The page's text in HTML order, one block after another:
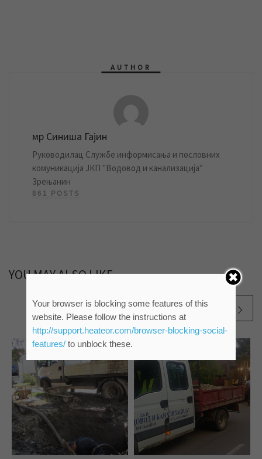
AUTHOR
мр Синиша Гајин
Руководилац Службе информисања и пословних
комуникација ЈКП "Водовод и канализација"
Зрењанин
861 POSTS
YOU MAY ALSO LIKE
Your browser is blocking some features of this
website. Please follow the instructions at
http://support.heateor.com/browser-blocking-social-
features/to unblock these.